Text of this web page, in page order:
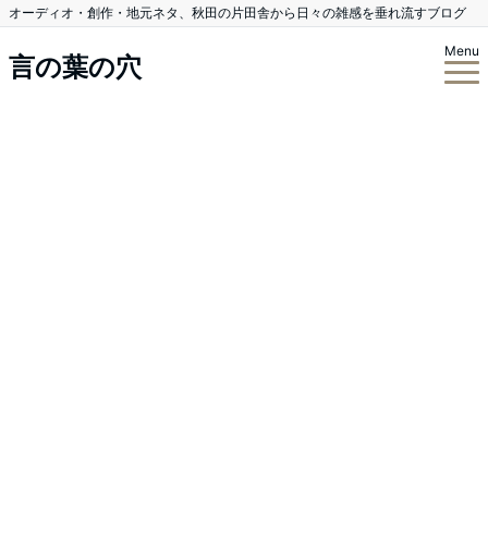
オーディオ・創作・地元ネタ、秋田の片田舎から日々の雑感を垂れ流すブログ
言の葉の穴
Menu